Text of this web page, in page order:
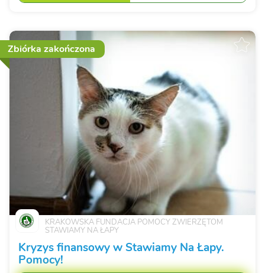
Zbiórka zakończona
KRAKOWSKA FUNDACJA POMOCY ZWIERZĘTOM
STAWIAMY NA ŁAPY
Kryzys finansowy w Stawiamy Na Łapy.
Pomocy!